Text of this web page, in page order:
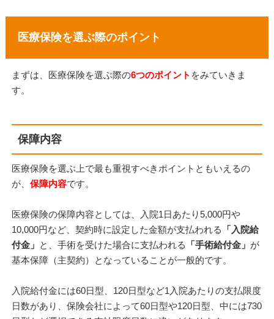
医療保険を選ぶ際のポイント
まずは、医療保険を選ぶ際の6つのポイント をみていきま
す。
保障内容
医療保険を選ぶ上で最も重視すべきポイントともいえるの
が、 保障内容です。
医療保険の保障内容としては、入院1日あたり5,000円や
10,000円など、契約時に設定した金額が支払われる 「入院給
付金」 と、手術を受けた場合に支払われる 「手術給付金」 が
基本保障（主契約）となっていることが一般的です。
入院給付金には60日型、120日型など1入院あたりの支払限度
日数があり、保険会社によって60日型や120日型、中には730